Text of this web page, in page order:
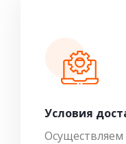
Условия